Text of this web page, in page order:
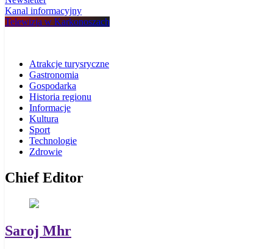
Kanal informacyjny
Telewizja w Karkonoszach
Atrakcje turysryczne
Gastronomia
Gospodarka
Historia regionu
Informacje
Kultura
Sport
Technologie
Zdrowie
Chief Editor
Saroj Mhr